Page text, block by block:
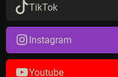
TikTok
Instagram
Youtube